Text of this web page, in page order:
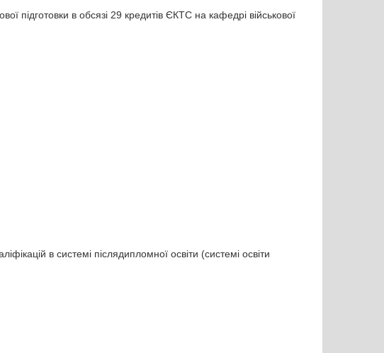
підготовки в обсязі 29 кредитів ЄКТС на кафедрі військової
в системі післядипломної освіти (системі освіти